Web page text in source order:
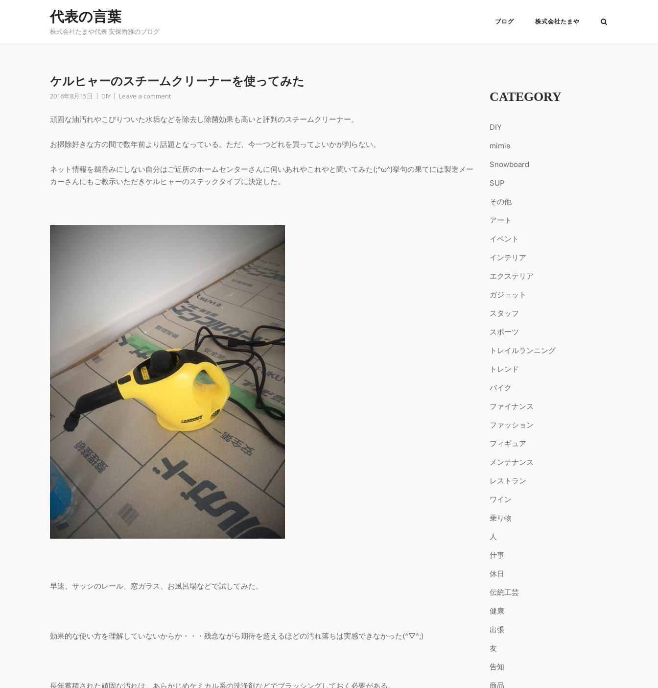
代表の言葉
株式会社たまや代表 安保尚雅のブログ
ブログ 株式会社たまや
ケルヒャーのスチームクリーナーを使ってみた
2016年8月15日 DIY Leave a comment
頑固な油汚れやこびりついた水垢などを除去し除菌効果も高いと評判のスチームクリーナー。
お掃除好きな方の間で数年前より話題となっている。ただ、今一つどれを買ってよいかが判らない。
ネット情報を鵜呑みにしない自分はご近所のホームセンターさんに伺いあれやこれやと聞いてみた(;^ω^)挙句の果てには製造メー
カーさんにもご教示いただきケルヒャーのステックタイプに決定した。
早速、サッシのレール、窓ガラス、お風呂場などで試してみた。
効果的な使い方を理解していないからか・・・残念ながら期待を超えるほどの汚れ落ちは実感できなかった(^▽^;)
長年蓄積された頑固な汚れは、あらかじめケミカル系の洗浄剤などでブラッシングしておく必要がある。
CATEGORY
DIY
mimie
Snowboard
SUP
その他
アート
イベント
インテリア
エクステリア
ガジェット
スタッフ
スポーツ
トレイルランニング
トレンド
バイク
ファイナンス
ファッション
フィギュア
メンテナンス
レストラン
ワイン
乗り物
人
仕事
休日
伝統工芸
健康
出張
友
告知
商品